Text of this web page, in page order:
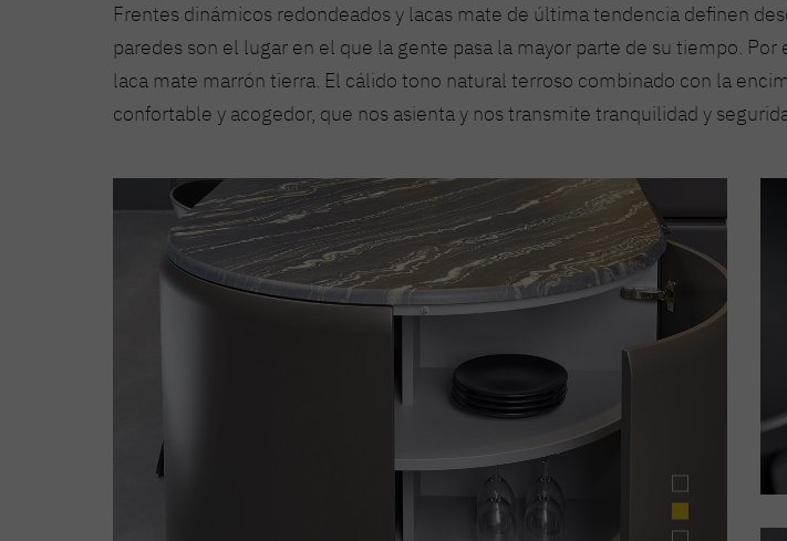
Frentes dinámicos redondeados y lacas mate de última tendencia definen
paredes son el lugar en el que la gente pasa la mayor parte de su tiempo.
laca mate marrón tierra. El cálido tono natural terroso combinado con la
confortable y acogedor, que nos asienta y nos transmite tranquilidad y